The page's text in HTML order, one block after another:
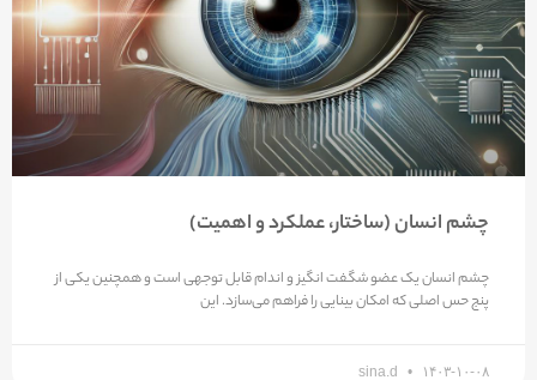
چشم انسان (ساختار، عملکرد و اهمیت)
چشم انسان یک عضو شگفت انگیز و اندام قابل توجهی است و همچنین یکی از
پنج حس اصلی که امکان بینایی را فراهم می‌سازد. این
sina.d ۱۴۰۳-۱۰-۰۸